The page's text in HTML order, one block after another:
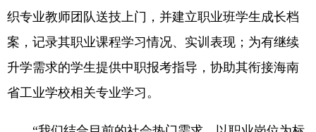
织专业教师团队送技上门，并建立职业班学生成长档
案，记录其职业课程学习情况、实训表现；为有继续
升学需求的学生提供中职报考指导，协助其衔接海南
省工业学校相关专业学习。